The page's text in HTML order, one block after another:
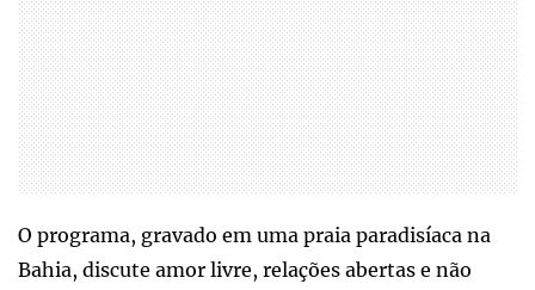
O programa, gravado em uma praia paradisíaca na
Bahia, discute amor livre, relações abertas e não